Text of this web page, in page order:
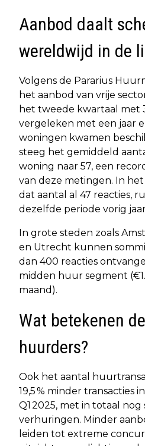
Aanbod daalt
wereldwijd in de
Volgens de Pararius
het aanbod van vrije
het tweede kwartaal met
vergeleken met een jaar
woningen kwamen
steeg het gemiddeld
woning naar 57, een
van deze metingen. In
dat aantal al 47 reacties,
dezelfde periode vorig
In grote steden zoals
en Utrecht kunnen
dan 400 reacties
midden huur segment
maand).
Wat betekenen
huurders?
Ook het aantal
19,5 % minder transacties
Q1 2025, met in totaal nog
verhuringen. Minder
leiden tot extreme